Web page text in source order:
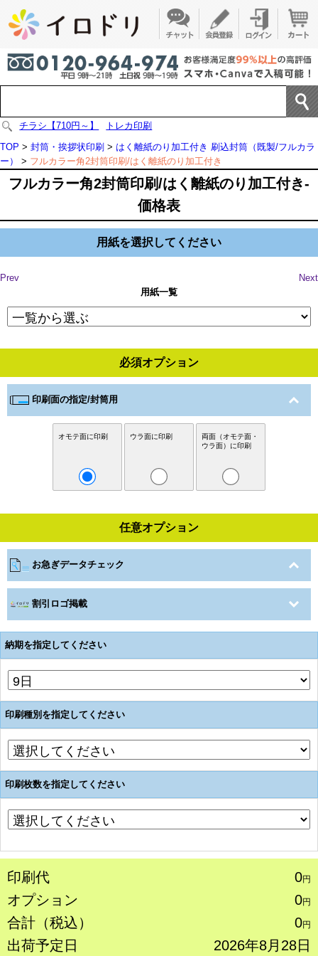
チラシ【710円～】
トレカ印刷
TOP > 封筒・挨拶状印刷 > はく離紙のり加工付き 刷込封筒（既製/フルカラ
ー）
> フルカラー角2封筒印刷/はく離紙のり加工付き
フルカラー角2封筒印刷/はく離紙のり加工付き-
価格表
用紙を選択してください
Prev
Next
用紙一覧
必須オプション
印刷面の指定/封筒用
オモテ面に印刷 ウラ面に印刷
両面（オモテ面・
ウラ面）に印刷
任意オプション
お急ぎデータチェック
割引ロゴ掲載
納期を指定してください
印刷種別を指定してください
印刷枚数を指定してください
印刷代 0円
オプション 0円
合計（税込） 0円
出荷予定日 2026年8月28日